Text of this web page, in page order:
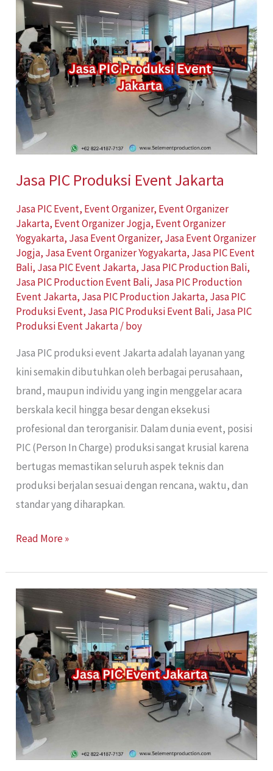
Jasa PIC Produksi Event Jakarta
Jasa PIC Event, Event Organizer, Event Organizer
Jakarta, Event Organizer Jogja, Event Organizer
Yogyakarta, Jasa Event Organizer, Jasa Event Organizer
Jogja, Jasa Event Organizer Yogyakarta, Jasa PIC Event
Bali, Jasa PIC Event Jakarta, Jasa PIC Production Bali,
Jasa PIC Production Event Bali, Jasa PIC Production
Event Jakarta, Jasa PIC Production Jakarta, Jasa PIC
Produksi Event, Jasa PIC Produksi Event Bali, Jasa PIC
Produksi Event Jakarta/boy
Jasa PIC produksi event Jakarta adalah layanan yang
kini semakin dibutuhkan oleh berbagai perusahaan,
brand, maupun individu yang ingin menggelar acara
berskala kecil hingga besar dengan eksekusi
profesional dan terorganisir. Dalam dunia event, posisi
PIC (Person In Charge) produksi sangat krusial karena
bertugas memastikan seluruh aspek teknis dan
produksi berjalan sesuai dengan rencana, waktu, dan
standar yang diharapkan.
PIC
Produksi
Event
Jakarta
Read More »
Jasa
PIC
Event
Jakarta